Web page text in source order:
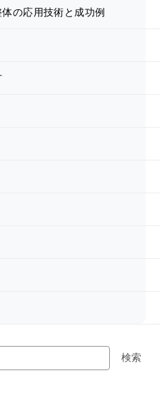
の応用技術と成功例
検索